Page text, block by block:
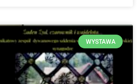
WYSTAWA